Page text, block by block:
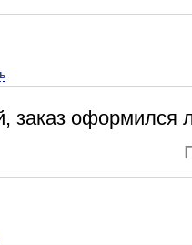
заказ оформился